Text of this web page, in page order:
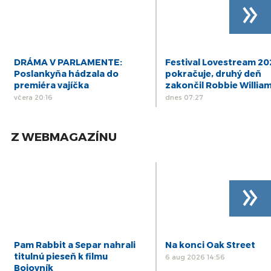
DRÁMA V PARLAMENTE:
Poslankyňa hádzala do
premiéra vajíčka
včera 20:16
Festival Lovestream
pokračuje, druhý deň
zakončil Robbie
dnes 07:27
»
Z WEBMAGAZÍNU
Pam Rabbit a Separ nahrali
titulnú pieseň k filmu
Bojovník
Na konci Oak Street
6 aug 2026 14:56
»